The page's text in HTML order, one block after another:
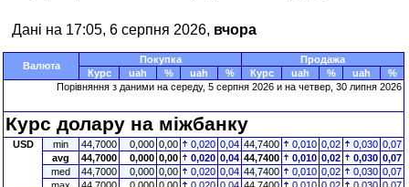
Дані на 17:05, 6 серпня 2026, вчора
Валюта
Покупка
Продажа
Курс
uah % uah % Курс uah % uah
%
Порівняння з даними на середу, 5 серпня 2026 и на четвер, 30 липня 2026
Курс долару на міжбанку
USD min 44,7000 0,000 0,00 0,020 0,04 44,7400 0,010 0,02 0,030 0,07
avg
44,7000 0,000 0,00 0,020 0,04 44,7400 0,010 0,02 0,030 0,07
med
44,7000 0,000 0,00 0,020 0,04 44,7400 0,010 0,02 0,030 0,07